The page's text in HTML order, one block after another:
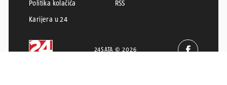
Politika kolačića
RSS
Karijera u 24
24SATA © 2026